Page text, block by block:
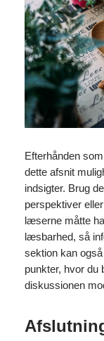
Efterhånden
dette afsnit
indsigter. Brug
perspektiver
læserne måtte
læsbarhed, så
sektion kan
punkter, hvor du
diskussionen